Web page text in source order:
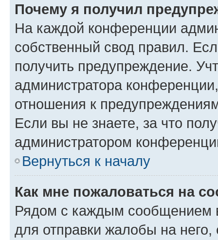
Почему я получил
На каждой конференции
собственный свод правил.
получить предупреждение.
администратора
отношения к
Если вы не знаете, за что
администратором
Вернуться к началу
Как мне пожаловаться на
Рядом с каждым сообщением
для отправки жалобы на